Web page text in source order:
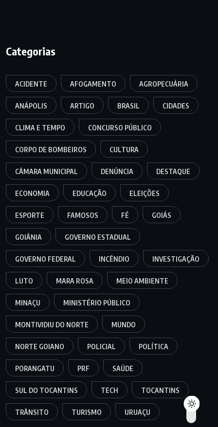
Categorias
ACIDENTE AFOGAMENTO AGROPECUÁRIA
ANÁPOLIS ARTIGO BRASIL CIDADES
CLIMA E TEMPO CONCURSO PÚBLICO
CORPO DE BOMBEIROS CULTURA
CÂMARA MUNICIPAL DENÚNCIA DESTAQUE
ECONOMIA EDUCAÇÃO ELEIÇÕES
ESPORTE FAMOSOS FÉ GOIÁS
GOIÂNIA GOVERNO ESTADUAL
GOVERNO FEDERAL INCÊNDIO INVESTIGAÇÃO
LUTO MARA ROSA MEIO AMBIENTE
MINAÇU MINISTÉRIO PÚBLICO
MONTIVIDIU DO NORTE MUNDO
NORTE GOIANO POLICIAL POLÍTICA
PORANGATU PRF SAÚDE
SUL DO TOCANTINS TECH TOCANTINS
TRÂNSITO TURISMO URUAÇU